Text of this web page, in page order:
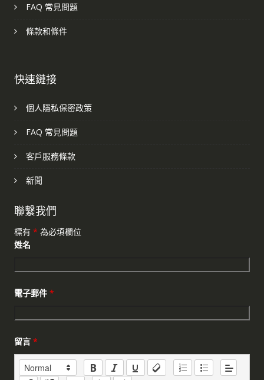
FAQ 常見問題
條款和條件
快速鏈接
個人隱私保密政策
FAQ 常見問題
客戶服務條款
新聞
聯繫我們
標有 * 為必填欄位
姓名
電子郵件 *
留言 *